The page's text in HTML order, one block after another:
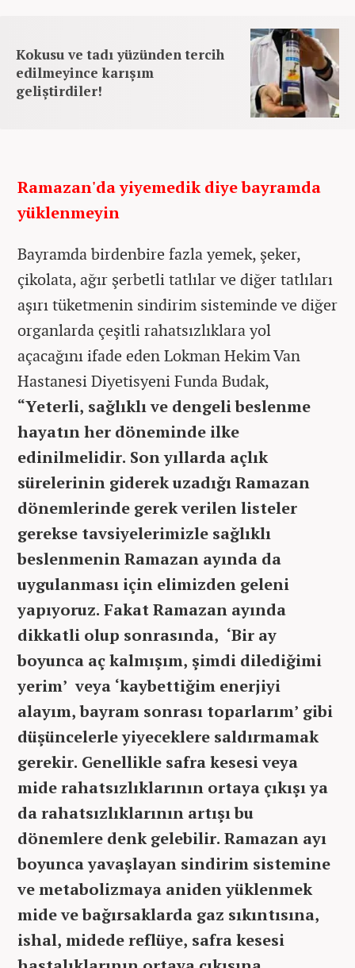
Kokusu ve tadı yüzünden tercih
edilmeyince karışım
geliştirdiler!
Ramazan'da yiyemedik diye bayramda
yüklenmeyin
Bayramda birdenbire fazla yemek, şeker,
çikolata, ağır şerbetli tatlılar ve diğer tatlıları
aşırı tüketmenin sindirim sisteminde ve diğer
organlarda çeşitli rahatsızlıklara yol
açacağını ifade eden Lokman Hekim Van
Hastanesi Diyetisyeni Funda Budak,
“Yeterli, sağlıklı ve dengeli beslenme
hayatın her döneminde ilke
edinilmelidir. Son yıllarda açlık
sürelerinin giderek uzadığı Ramazan
dönemlerinde gerek verilen listeler
gerekse tavsiyelerimizle sağlıklı
beslenmenin Ramazan ayında da
uygulanması için elimizden geleni
yapıyoruz. Fakat Ramazan ayında
dikkatli olup sonrasında, ‘Bir ay
boyunca aç kalmışım, şimdi dilediğimi
yerim’ veya ‘kaybettiğim enerjiyi
alayım, bayram sonrası toparlarım’ gibi
düşüncelerle yiyeceklere saldırmamak
gerekir. Genellikle safra kesesi veya
mide rahatsızlıklarının ortaya çıkışı ya
da rahatsızlıklarının artışı bu
dönemlere denk gelebilir. Ramazan ayı
boyunca yavaşlayan sindirim sistemine
ve metabolizmaya aniden yüklenmek
mide ve bağırsaklarda gaz sıkıntısına,
ishal, midede reflüye, safra kesesi